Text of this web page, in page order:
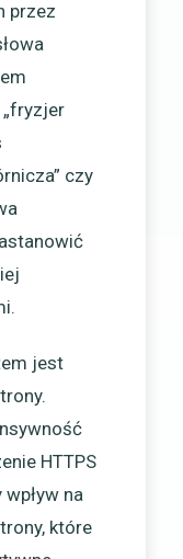
przez
„fryzjer
czy
jest
HTTPS
na
które